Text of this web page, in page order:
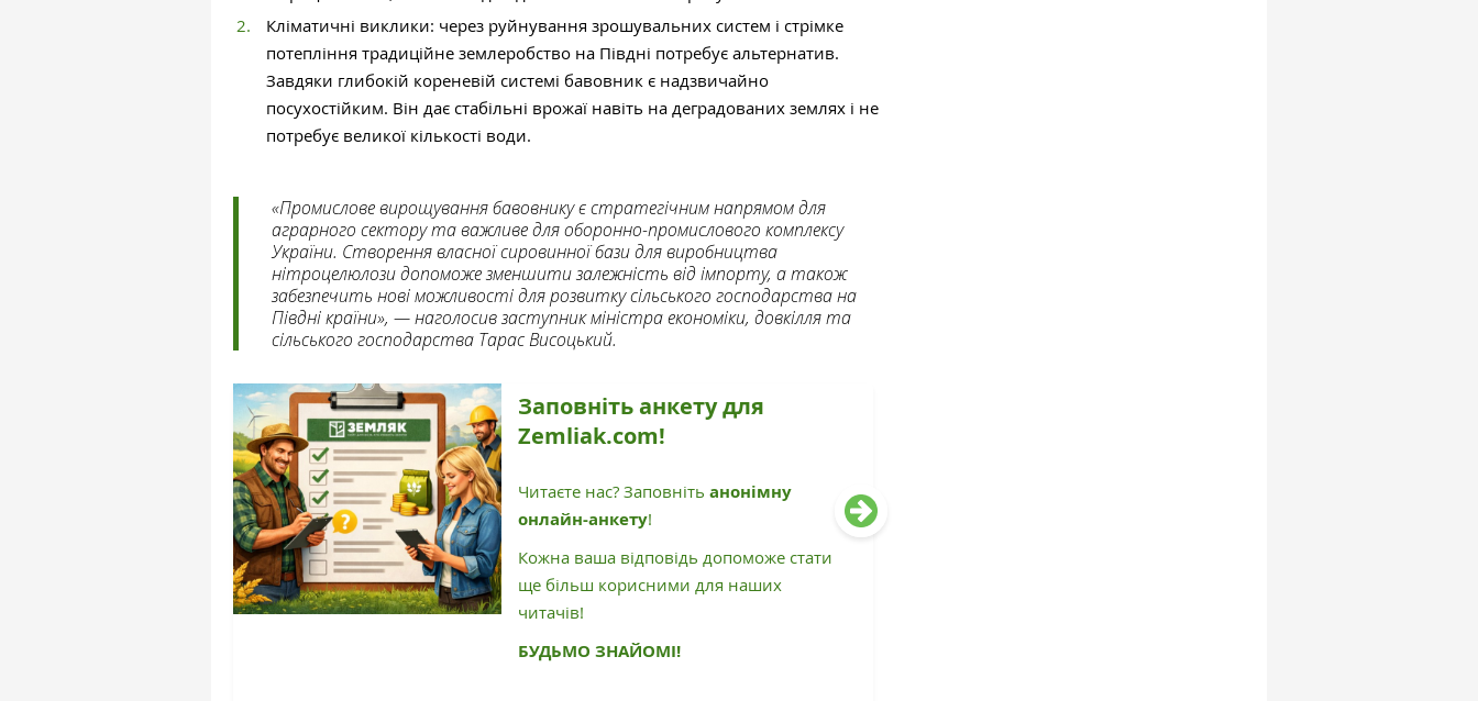
Кліматичні виклики: через руйнування зрошувальних систем і стрімке
потепління традиційне землеробство на Півдні потребує альтернатив.
Завдяки глибокій кореневій системі бавовник є надзвичайно
посухостійким. Він дає стабільні врожаї навіть на деградованих землях і не
потребує великої кількості води.
«Промислове вирощування бавовнику є стратегічним напрямом для
аграрного сектору та важливе для оборонно-промислового комплексу
України. Створення власної сировинної бази для виробництва
нітроцелюлози допоможе зменшити залежність від імпорту, а також
забезпечить нові можливості для розвитку сільського господарства на
Півдні країни», — наголосив заступник міністра економіки, довкілля та
сільського господарства Тарас Висоцький.
Заповніть анкету для
Zemliak.com!
Читаєте нас? Заповнітьанонімну
онлайн-анкету!
Кожна ваша відповідь допоможе стати
ще більш корисними для наших
читачів!
БУДЬМО ЗНАЙОМІ!